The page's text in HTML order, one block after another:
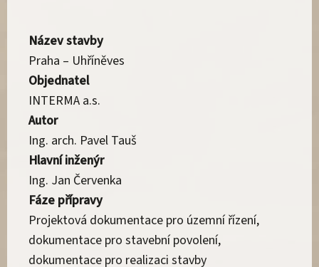
Název stavby
Praha – Uhříněves
Objednatel
INTERMA a.s.
Autor
Ing. arch. Pavel Tauš
Hlavní inženýr
Ing. Jan Červenka
Fáze přípravy
Projektová dokumentace pro územní řízení,
dokumentace pro stavební povolení,
dokumentace pro realizaci stavby